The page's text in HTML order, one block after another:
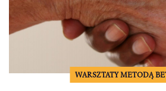
WARSZTATY METODĄ